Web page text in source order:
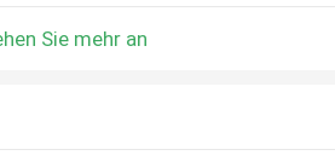
Sie mehr an